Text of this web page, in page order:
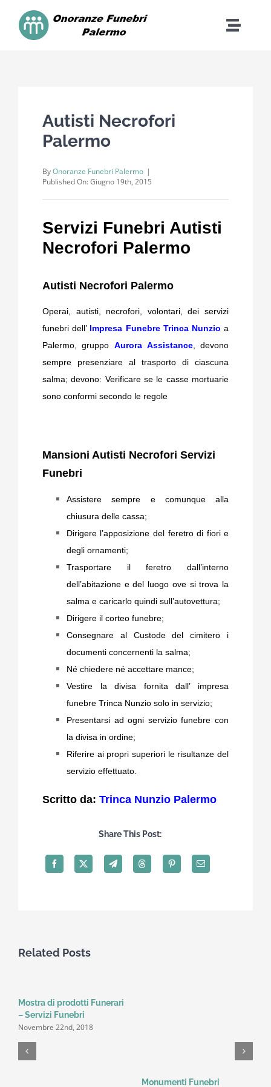
content
Toggle
Cosa Facciamo
Costi
Dona
Autisti Necrofori
Palermo
ByOnoranze Funebri Palermo |
Published On: Giugno 19th, 2015
Servizi Funebri Autisti
Necrofori Palermo
Autisti Necrofori Palermo
Operai, autisti, necrofori, volontari, dei servizi
funebri dell’ Impresa Funebre Trinca Nunzio a
Palermo, gruppoAurora Assistance, devono
sempre presenziare al trasporto di ciascuna
salma; devono: Verificare se le casse mortuarie
sono conformi secondo le regole
Mansioni Autisti Necrofori Servizi
Funebri
Assistere sempre e comunque alla
chiusura delle cassa;
Dirigere l’apposizione del feretro di fiori e
degli ornamenti;
Trasportare il feretro dall’interno
dell’abitazione e del luogo ove si trova la
salma e caricarlo quindi sull’autovettura;
Dirigere il corteo funebre;
Consegnare al Custode del cimitero i
documenti concernenti la salma;
Né chiedere né accettare mance;
Vestire la divisa fornita dall’ impresa
funebre Trinca Nunzio solo in servizio;
Presentarsi ad ogni servizio funebre con
la divisa in ordine;
Riferire ai propri superiori le risultanze del
servizio effettuato.
Scritto da: Trinca Nunzio Palermo
Share This Post:
Related Posts
Mostra di prodotti Funerari
– Servizi Funebri
Novembre 22nd, 2018
Monumenti Funebri